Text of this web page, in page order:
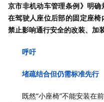
京市非机动车管理条例》明
在驾驶人座位后部的固定座
禁止影响通行安全的改装、加
呼吁
堵疏结合但仍需标准先行
既然“小座椅”不能安装在